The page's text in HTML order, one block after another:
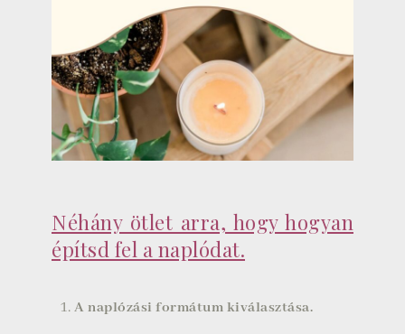
Néhány ötlet arra, hogy hogyan
építsd fel a naplódat.
A naplózási formátum kiválasztása.